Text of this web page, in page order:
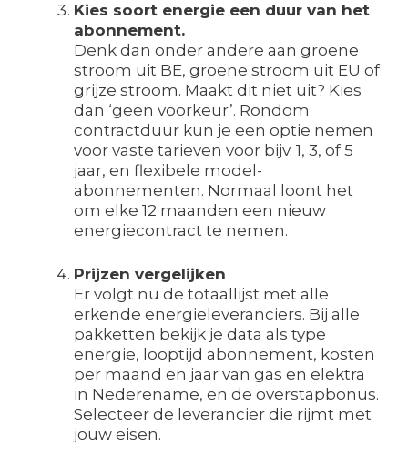
Kies soort energie een duur van het
abonnement.
Denk dan onder andere aan groene
stroom uit BE, groene stroom uit EU of
grijze stroom. Maakt dit niet uit? Kies
dan ‘geen voorkeur’. Rondom
contractduur kun je een optie nemen
voor vaste tarieven voor bijv. 1, 3, of 5
jaar, en flexibele model-
abonnementen. Normaal loont het
om elke 12 maanden een nieuw
energiecontract te nemen.
Prijzen vergelijken
Er volgt nu de totaallijst met alle
erkende energieleveranciers. Bij alle
pakketten bekijk je data als type
energie, looptijd abonnement, kosten
per maand en jaar van gas en elektra
in Nederename, en de overstapbonus.
Selecteer de leverancier die rijmt met
jouw eisen.